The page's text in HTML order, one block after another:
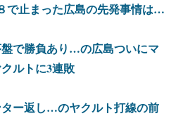
で止まった広島の先発事情は…
で勝負あり…の広島ついにマ
ルトに3連敗
ー返し…のヤクルト打線の前